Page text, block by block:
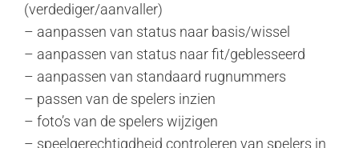
(verdediger/aanvaller)
– aanpassen van status naar basis/wissel
– aanpassen van status naar fit/geblesseerd
– aanpassen van standaard rugnummers
– passen van de spelers inzien
– foto’s van de spelers wijzigen
– speelgerechtigdheid controleren van spelers in